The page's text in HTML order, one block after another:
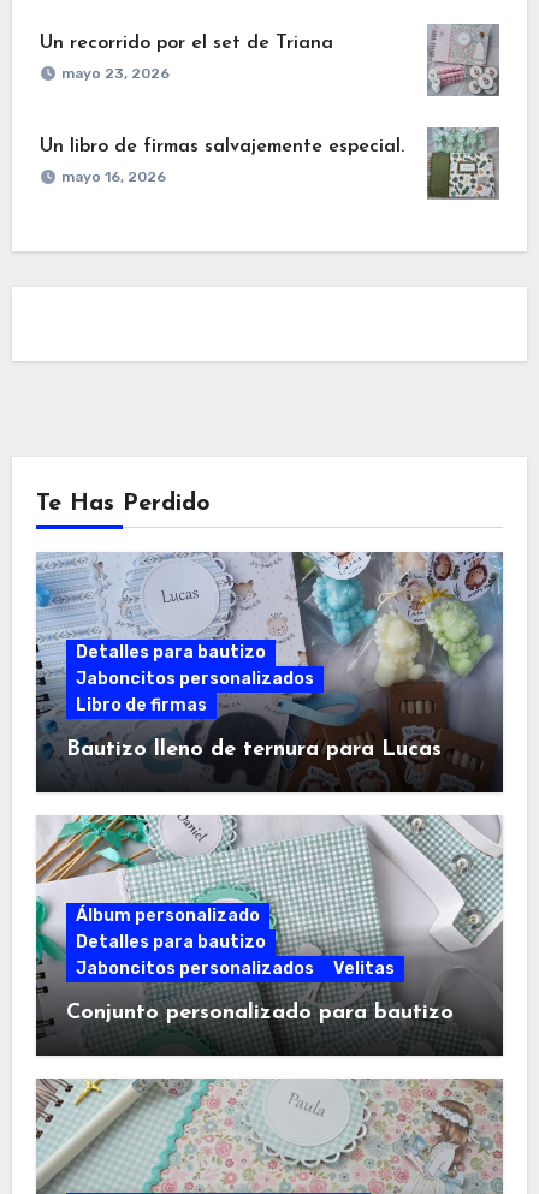
Un recorrido por el set de Triana
mayo 23, 2026
Un libro de firmas salvajemente especial.
mayo 16, 2026
Te Has Perdido
Detalles para bautizo
Jaboncitos personalizados
Libro de firmas
Bautizo lleno de ternura para Lucas
Álbum personalizado
Detalles para bautizo
Jaboncitos personalizados
Velitas
Conjunto personalizado para bautizo